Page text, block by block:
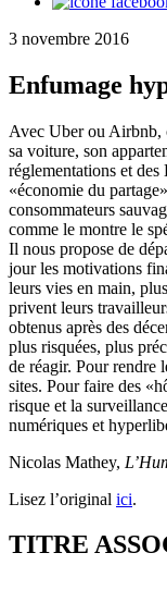
3 novembre 2016
Enfumage
Avec Uber ou Airbnb,
sa voiture, son
réglementations et des
«économie du
consommateurs
comme le montre le
Il nous propose de
jour les motivations
leurs vies en main,
privent leurs
obtenus après des
plus risquées, plus
de réagir. Pour rendre
sites. Pour faire des
risque et la
numériques et
Nicolas Mathey,
Lisez l’original ici.
TITRE